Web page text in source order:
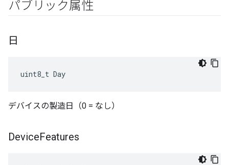
パブリック属性
日
uint8_t Day
デバイスの製造日（0 = なし）
DeviceFeatures